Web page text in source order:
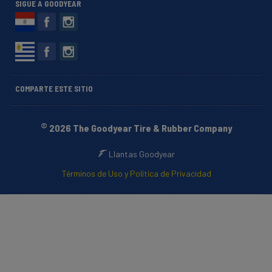
SIGUE A GOODYEAR
COMPARTE ESTE SITIO
© 2026 The Goodyear Tire & Rubber Company
Llantas Goodyear
Términos de Uso y Política de Privacidad